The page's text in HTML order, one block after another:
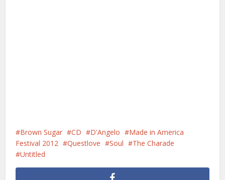
Brown Sugar CD D'Angelo
Made in America
Festival 2012
Questlove Soul
The Charade
Untitled